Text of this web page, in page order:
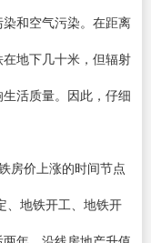
和空气污染。在距离
地下几十米，但辐射
活质量。因此，仔细
房价上涨的时间节点
、地铁开工、地铁开